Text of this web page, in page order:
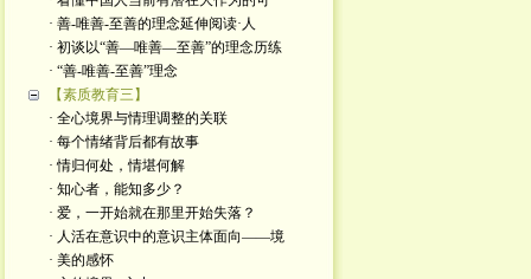
· 善-唯善-至善的理念延伸阅读·人
· 初谈以“善—唯善—至善”的理念历练
· “善-唯善-至善”理念
【素质教育三】
· 全心境界与情理调整的关联
· 每个情绪背后都有故事
· 情归何处，情堪何解
· 知心者，能知多少？
· 爱，一开始就在那里开始失落？
· 人活在意识中的意识主体面向——境
· 美的感怀